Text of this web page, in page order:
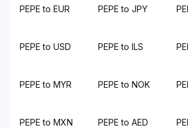
PEPE to EUR PEPE to JPY
PEPE to USD PEPE to ILS
PEPE to MYR PEPE to NOK
PEPE to MXN PEPE to AED